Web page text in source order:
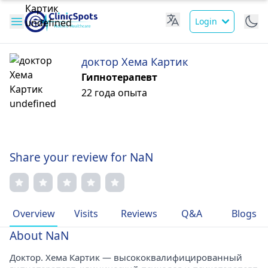
Login
доктор Хема Картик
Гипнотерапевт
22 года опыта
Share your review for NaN
Overview Visits Reviews Q&A Blogs
About NaN
Доктор. Хема Картик — высококвалифицированный